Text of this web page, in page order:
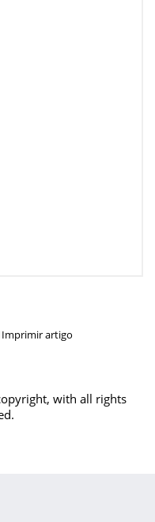
Imprimir artigo
with all rights